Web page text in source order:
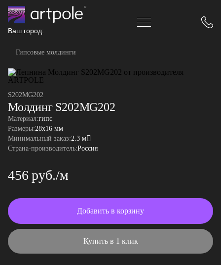
Ваш город:
Гипсовые молдинги
S202MG202
Молдинг S202MG202
Материал:гипс
Размеры:28x16 мм
Минимальный заказ:2.3 м
Страна-производитель:Россия
456 руб./м
Добавить в корзину
Купить в 1 клик